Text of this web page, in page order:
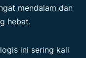
mendalam dan
hebat.
ini sering kali